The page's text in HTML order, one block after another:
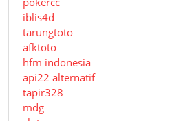
iblis4d
tarungtoto
afktoto
hfm indonesia
api22 alternatif
tapir328
mdg